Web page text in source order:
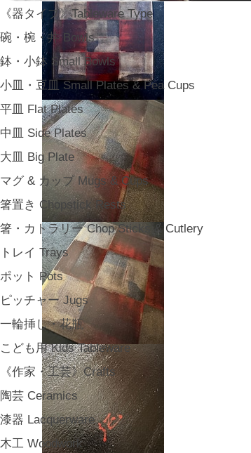
《器タイプ》Tableware Type
碗・椀・丼 Bowls
鉢・小鉢 Small Bowls
小皿・豆皿 Small Plates & Pea Cups
平皿 Flat Plates
中皿 Side Plates
大皿 Big Plate
マグ & カップ Mugs & Cups
箸置き Chopstick Rests
箸・カトラリー Chop Sticks & Cutlery
トレイ Trays
ポット Pots
ピッチャー Jugs
一輪挿し・花瓶
こども用 Kids Tableware
《作家・工芸》Crafts
陶芸 Ceramics
漆器 Lacquerware
木工 Woodwork